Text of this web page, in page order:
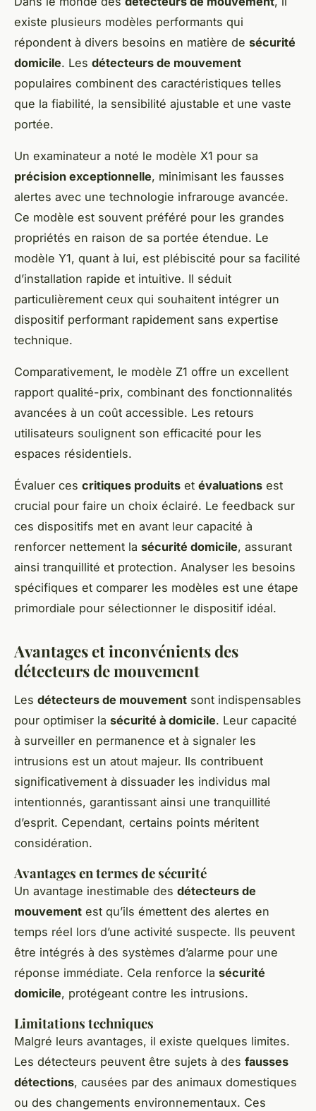
existe plusieurs modèles performants qui
répondent à divers besoins en matière de sécurité
domicile. Les détecteurs de mouvement
populaires combinent des caractéristiques telles
que la fiabilité, la sensibilité ajustable et une vaste
portée.
Un examinateur a noté le modèle X1 pour sa
précision exceptionnelle, minimisant les fausses
alertes avec une technologie infrarouge avancée.
Ce modèle est souvent préféré pour les grandes
propriétés en raison de sa portée étendue. Le
modèle Y1, quant à lui, est plébiscité pour sa facilité
d’installation rapide et intuitive. Il séduit
particulièrement ceux qui souhaitent intégrer un
dispositif performant rapidement sans expertise
technique.
Comparativement, le modèle Z1 offre un excellent
rapport qualité-prix, combinant des fonctionnalités
avancées à un coût accessible. Les retours
utilisateurs soulignent son efficacité pour les
espaces résidentiels.
Évaluer ces critiques produits et évaluations est
crucial pour faire un choix éclairé. Le feedback sur
ces dispositifs met en avant leur capacité à
renforcer nettement la sécurité domicile, assurant
ainsi tranquillité et protection. Analyser les besoins
spécifiques et comparer les modèles est une étape
primordiale pour sélectionner le dispositif idéal.
Avantages et inconvénients des
détecteurs de mouvement
Les détecteurs de mouvement sont indispensables
pour optimiser la sécurité à domicile. Leur capacité
à surveiller en permanence et à signaler les
intrusions est un atout majeur. Ils contribuent
significativement à dissuader les individus mal
intentionnés, garantissant ainsi une tranquillité
d’esprit. Cependant, certains points méritent
considération.
Avantages en termes de sécurité
Un avantage inestimable des détecteurs de
mouvement est qu’ils émettent des alertes en
temps réel lors d’une activité suspecte. Ils peuvent
être intégrés à des systèmes d’alarme pour une
réponse immédiate. Cela renforce la sécurité
domicile, protégeant contre les intrusions.
Limitations techniques
Malgré leurs avantages, il existe quelques limites.
Les détecteurs peuvent être sujets à des fausses
détections, causées par des animaux domestiques
ou des changements environnementaux. Ces